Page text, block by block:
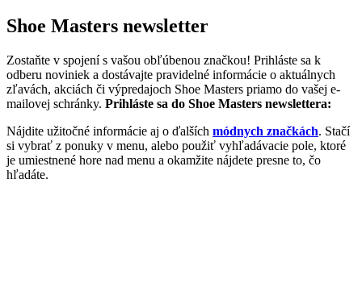
Shoe Masters newsletter
Zostaňte v spojení s vašou obľúbenou značkou! Prihláste sa k
odberu noviniek a dostávajte pravidelné informácie o aktuálnych
zľavách, akciách či výpredajoch Shoe Masters priamo do vašej e-
mailovej schránky. Prihláste sa do Shoe Masters newslettera:
Nájdite užitočné informácie aj o ďalších módnych značkách. Stačí
si vybrať z ponuky v menu, alebo použiť vyhľadávacie pole, ktoré
je umiestnené hore nad menu a okamžite nájdete presne to, čo
hľadáte.